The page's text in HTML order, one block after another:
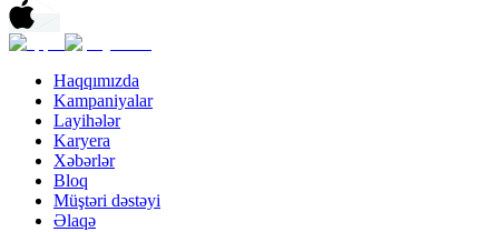
Haqqımızda
Kampaniyalar
Layihələr
Karyera
Xəbərlər
Bloq
Müştəri dəstəyi
Əlaqə